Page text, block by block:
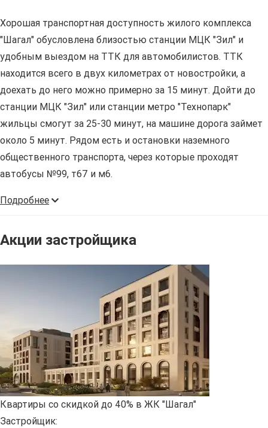
Хорошая транспортная доступность жилого комплекса
"Шагал" обусловлена близостью станции МЦК "Зил" и
удобным выездом на ТТК для автомобилистов. ТТК
находится всего в двух километрах от новостройки, а
доехать до него можно примерно за 15 минут. Дойти до
станции МЦК "Зил" или станции метро "Технопарк"
жильцы смогут за 25-30 минут, на машине дорога займет
около 5 минут. Рядом есть и остановки наземного
общественного транспорта, через которые проходят
автобусы №99, т67 и м6.
Подробнее
Акции застройщика
Квартиры со скидкой до 40% в ЖК "Шагал"
Застройщик: